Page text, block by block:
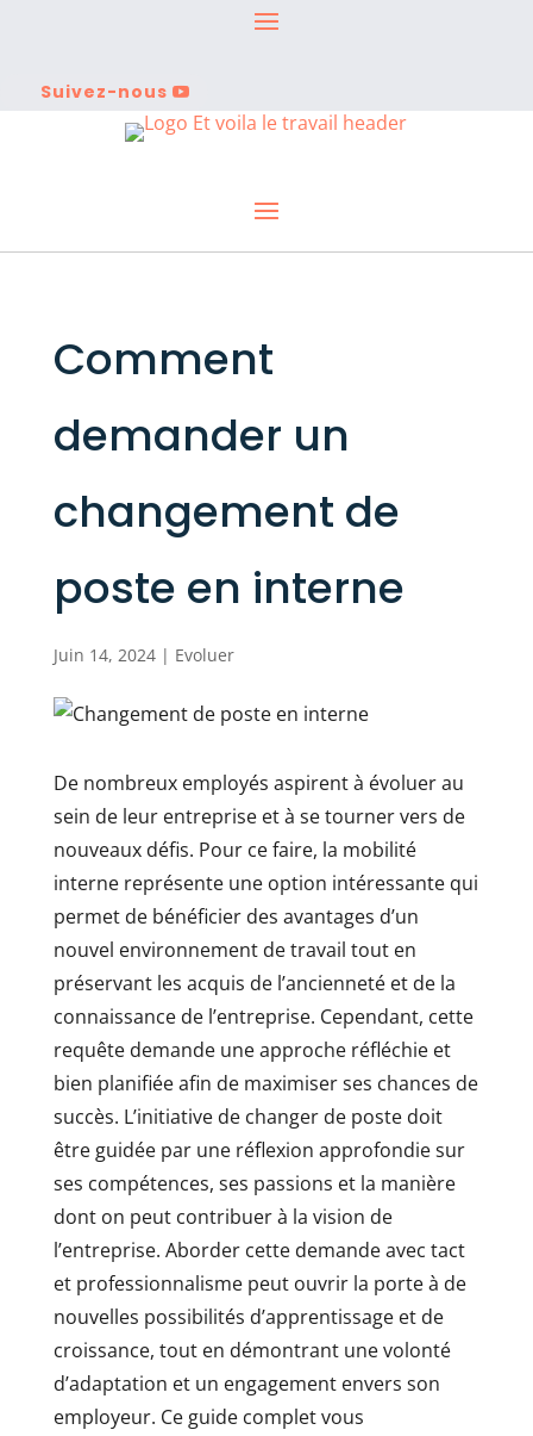
Suivez-nous
Comment
demander un
changement de
poste en interne
Juin 14, 2024| Evoluer
De nombreux employés aspirent à évoluer au
sein de leur entreprise et à se tourner vers de
nouveaux défis. Pour ce faire, la mobilité
interne représente une option intéressante qui
permet de bénéficier des avantages d’un
nouvel environnement de travail tout en
préservant les acquis de l’ancienneté et de la
connaissance de l’entreprise. Cependant, cette
requête demande une approche réfléchie et
bien planifiée afin de maximiser ses chances de
succès. L’initiative de changer de poste doit
être guidée par une réflexion approfondie sur
ses compétences, ses passions et la manière
dont on peut contribuer à la vision de
l’entreprise. Aborder cette demande avec tact
et professionnalisme peut ouvrir la porte à de
nouvelles possibilités d’apprentissage et de
croissance, tout en démontrant une volonté
d’adaptation et un engagement envers son
employeur. Ce guide complet vous